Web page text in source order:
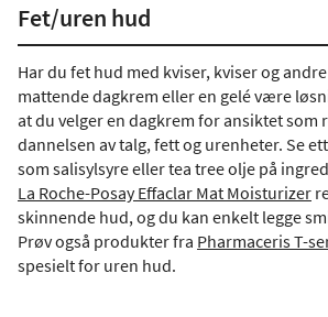
Fet/uren hud
Har du fet hud med kviser, kviser og
mattende dagkrem eller en gelé være
at du velger en dagkrem for ansiktet som
dannelsen av talg, fett og urenheter. Se
som salisylsyre eller tea tree olje på
La Roche-Posay Effaclar Mat Moisturizer
skinnende hud, og du kan enkelt legge
Prøv også produkter fra Pharmaceris T-
spesielt for uren hud.